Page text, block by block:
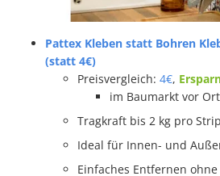
Pattex Kleben statt Bohren
(statt 4€)
Preisvergleich: 4€,
im Baumarkt vor Ort
Tragkraft bis 2 kg pro Strip
Ideal für Innen- und
Einfaches Entfernen